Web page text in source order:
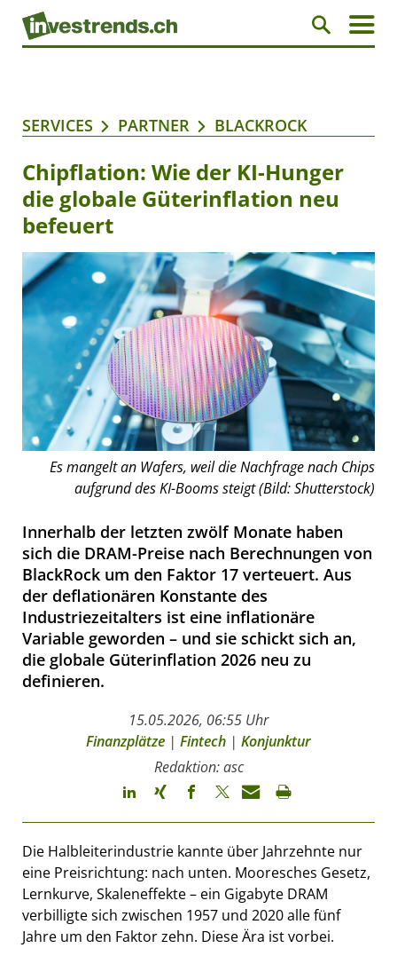
SERVICES PARTNER BLACKROCK
Chipflation: Wie der KI-Hunger
die globale Güterinflation neu
befeuert
Es mangelt an Wafers, weil die Nachfrage nach Chips
aufgrund des KI-Booms steigt (Bild: Shutterstock)
Innerhalb der letzten zwölf Monate haben
sich die DRAM-Preise nach Berechnungen von
BlackRock um den Faktor 17 verteuert. Aus
der deflationären Konstante des
Industriezeitalters ist eine inflationäre
Variable geworden – und sie schickt sich an,
die globale Güterinflation 2026 neu zu
definieren.
15.05.2026, 06:55 Uhr
Finanzplätze | Fintech | Konjunktur
Redaktion: asc
Die Halbleiterindustrie kannte über Jahrzehnte nur
eine Preisrichtung: nach unten. Mooresches Gesetz,
Lernkurve, Skaleneffekte – ein Gigabyte DRAM
verbilligte sich zwischen 1957 und 2020 alle fünf
Jahre um den Faktor zehn. Diese Ära ist vorbei.